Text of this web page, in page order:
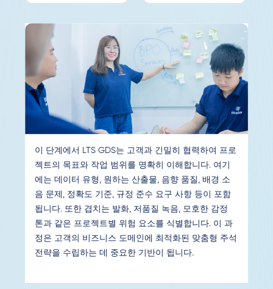
이 단계에서 LTS GDS는 고객과 긴밀히 협력하여 프로
젝트의 목표와 작업 범위를 명확히 이해합니다. 여기
에는 데이터 유형, 원하는 산출물, 음향 품질, 배경 소
음 문제, 정확도 기준, 규정 준수 요구 사항 등이 포함
됩니다. 또한 겹치는 발화, 저품질 녹음, 모호한 감정
톤과 같은 프로젝트별 위험 요소를 식별합니다. 이 과
정은 고객의 비즈니스 도메인에 최적화된 맞춤형 주석
전략을 수립하는 데 중요한 기반이 됩니다.